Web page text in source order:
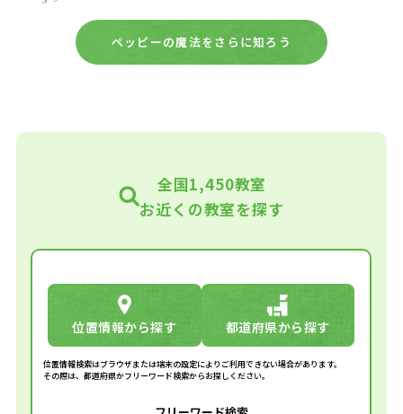
ペッピーの魔法をさらに知ろう
全国1,450教室
お近くの教室を探す
位置情報から探す 都道府県から探す
位置情報検索はブラウザまたは端末の設定によりご利用できない場合があります。
その際は、都道府県かフリーワード検索からお探しください。